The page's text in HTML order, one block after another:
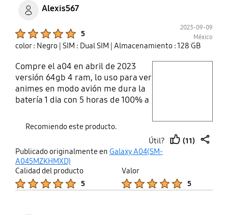
Alexis567
5
2023-09-09
México
color : Negro | SIM : Dual SIM | Almacenamiento : 128 GB
Compre el a04 en abril de 2023
versión 64gb 4 ram, lo uso para ver
animes en modo avión me dura la
batería 1 dia con 5 horas de 100% a
equipo pero ellos no saben nada el
teléfono cumple su función no hay
Recomiendo este producto.
Útil?
(11)
Publicado originalmente en Galaxy A04(SM-
A045MZKHMXD)
Calidad del producto
5
Valor
5